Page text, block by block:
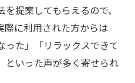
する新感覚体験
トメントの体験談
融合を楽しむコツ
アケア体験を解説
提案してもらえるので、
際に利用された方からは
った」「リラックスできて
といった声が多く寄せられ